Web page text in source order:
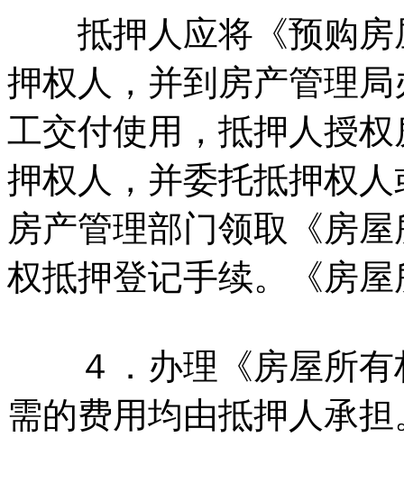
抵押人应将《预购房
押权人，并到房产管理
工交付使用，抵押人授
押权人，并委托抵押权
房产管理部门领取《房
权抵押登记手续。《房
４．办理《房屋所有
需的费用均由抵押人承